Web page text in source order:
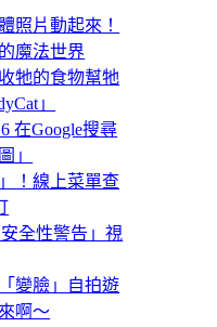
照片動起來！
魔法世界
牠的食物幫牠
」
在Google搜尋
」
！線上菜單查
全性警告」視
變臉」自拍遊
啊～